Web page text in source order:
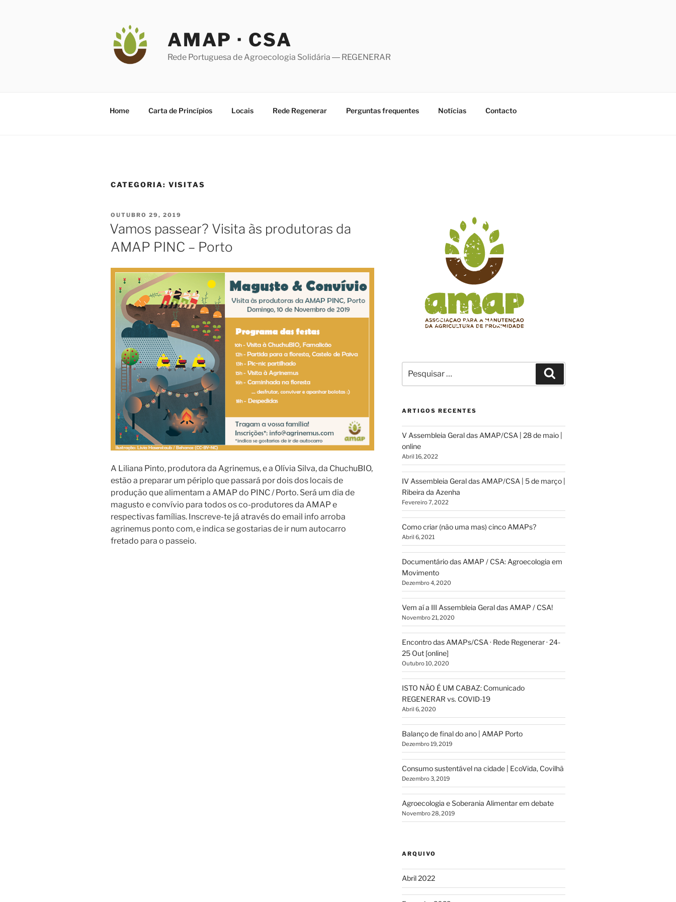
AMAP · CSA
Rede Portuguesa de Agroecologia Solidária ― REGENERAR
Home Carta de Princípios Locais Rede Regenerar Perguntas frequentes Notícias Contacto
CATEGORIA: VISITAS
PUBLICADO
EM
OUTUBRO 29, 2019
Vamos passear? Visita às produtoras da
AMAP PINC – Porto
A Liliana Pinto, produtora da Agrinemus, e a Olívia Silva, da ChuchuBIO,
estão a preparar um périplo que passará por dois dos locais de
produção que alimentam a AMAP do PINC / Porto. Será um dia de
magusto e convívio para todos os co-produtores da AMAP e
respectivas famílias. Inscreve-te já através do email info arroba
agrinemus ponto com, e indica se gostarias de ir num autocarro
fretado para o passeio.
por:
ARTIGOS RECENTES
V Assembleia Geral das AMAP/CSA | 28 de maio |
online
Abril 16, 2022
IV Assembleia Geral das AMAP/CSA | 5 de março |
Ribeira da Azenha
Fevereiro 7, 2022
Como criar (não uma mas) cinco AMAPs?
Abril 6, 2021
Documentário das AMAP / CSA: Agroecologia em
Movimento
Dezembro 4, 2020
Vem aí a III Assembleia Geral das AMAP / CSA!
Novembro 21, 2020
Encontro das AMAPs/CSA · Rede Regenerar · 24-
25 Out [online]
Outubro 10, 2020
ISTO NÃO É UM CABAZ: Comunicado
REGENERAR vs. COVID-19
Abril 6, 2020
Balanço de final do ano | AMAP Porto
Dezembro 19, 2019
Consumo sustentável na cidade | EcoVida, Covilhã
Dezembro 3, 2019
Agroecologia e Soberania Alimentar em debate
Novembro 28, 2019
ARQUIVO
Abril 2022